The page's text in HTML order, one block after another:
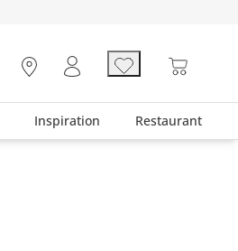
Inspiration Restaurant